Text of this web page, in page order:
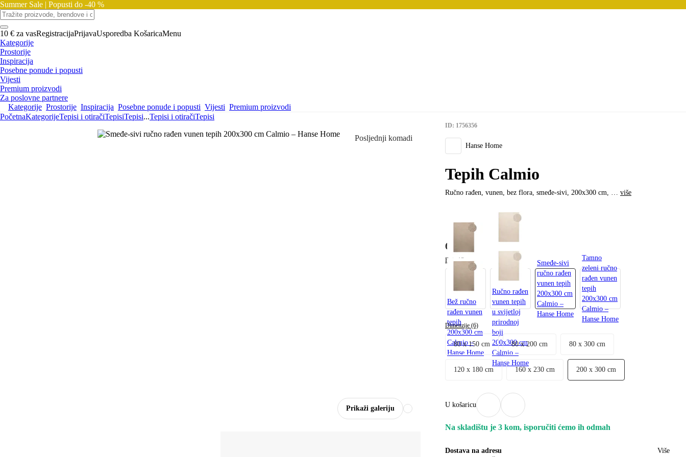
Summer Sale | Popusti do -40 %
10 € za vasRegistracijaPrijavaUsporedba KošaricaMenu
Kategorije
Prostorije
Inspiracija
Posebne ponude i popusti
Vijesti
Premium proizvodi
Za poslovne partnere
Kategorije Prostorije Inspiracija Posebne ponude i popusti Vijesti Premium proizvodi
PočetnaKategorijeTepisi i otiračiTepisiTepisi...Tepisi i otiračiTepisi
Prikaži galeriju
Posljednji komadi
ID: 1756356
Hanse Home
Tepih Calmio
Ručno rađen, vunen, bez flora, smeđe-sivi, 200x300 cm, … više
)
604 €
Boja (4)
Bež ručno
rađen vunen
tepih
200x300 cm
Calmio –
Hanse Home
Ručno rađen
vunen tepih
u svijetloj
prirodnoj
boji
200x300 cm
Calmio –
Hanse Home
Smeđe-sivi
ručno rađen
vunen tepih
200x300 cm
Calmio –
Hanse Home
Tamno
zeleni ručno
rađen vunen
tepih
200x300 cm
Calmio –
Hanse Home
Dimenzije (6)
80 x 150 cm 80 x 200 cm 80 x 300 cm
120 x 180 cm 160 x 230 cm 200 x 300 cm
U košaricu
Na skladištu je 3 kom, isporučiti ćemo ih odmah
Dostava na adresu
Više